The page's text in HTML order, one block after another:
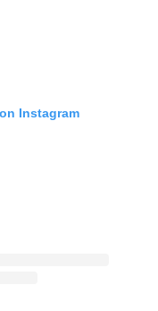
Instagram